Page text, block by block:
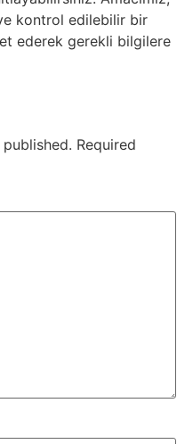
kontrol edilebilir bir
ederek gerekli bilgilere
Required